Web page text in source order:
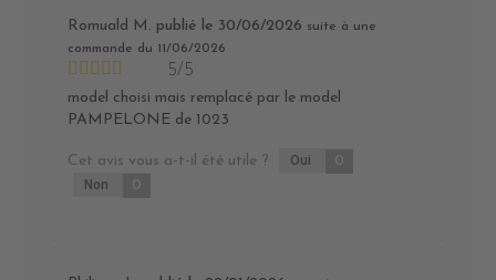
Romuald M. publié le 30/06/2026 suite à une
commande du 11/06/2026
5/5
model choisi mais remplacé par le model
PAMPELONE de 1023
Cet avis vous a-t-il été utile ? Oui 0
Non 0